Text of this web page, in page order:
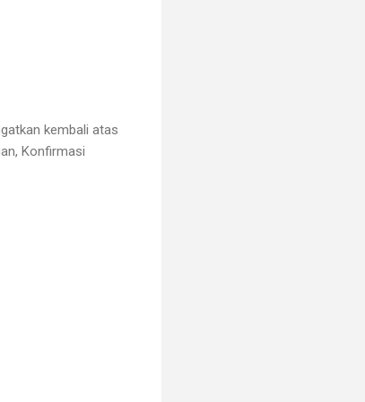
kembali atas
Konfirmasi